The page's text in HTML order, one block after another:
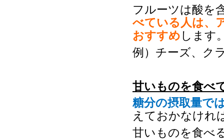
フルーツは酸を
べている人は、
おすすめ します
例）チーズ、ク
甘いものを食べ
糖分の摂取量で
えておかなけれ
甘いものを食べ